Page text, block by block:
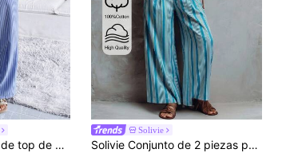
Lumivelle Conjunto de top de manga larga y pantalones a rayas simples para uso diario de damas
Solivie
Solivie Conjunto de 2 piezas para mujer con top a rayas de un solo pecho con cuello en V y pantalones largos plisados, estilo casual para uso diario